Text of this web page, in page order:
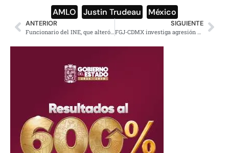
AMLO Justin Trudeau México
ANTERIOR SIGUIENTE